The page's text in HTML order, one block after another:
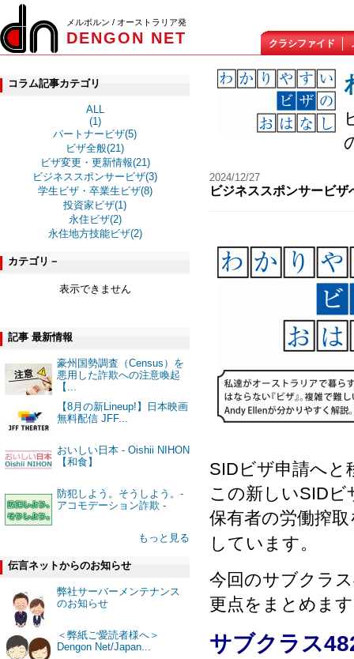
メルボルン / オーストラリア発
DENGON NET クラシファイド
コラム記事カテゴリ
ALL
(1)
パートナービザ(5)
ビザ全般(21)
ビザ変更・更新情報(21)
ビジネススポンサービザ(3)
学生ビザ・卒業生ビザ(8)
投資家ビザ(1)
永住ビザ(2)
永住地方技能ビザ(2)
カテゴリ－
表示できません
記事 最新情報
豪州国勢調査（Census）を
悪用した詐欺への注意喚起
【...
【8月の新Lineup!】日本映画
無料配信 JFF...
おいしい日本 - Oishii NIHON
【和食】
防犯しよう。そうしよう。-
アコモデーション詐欺 -
もっと見る
伝言ネットからのお知らせ
弊社サーバーメンテナンス
のお知らせ
＜弊紙ご愛読者様へ＞
Dengon Net/Japan...
2024/12/27
ビジネススポンサービ
SIDビザ申請へ
この新しいSID
保有者の労働搾
しています。
今回のサブクラ
更点をまとめま
サブクラス